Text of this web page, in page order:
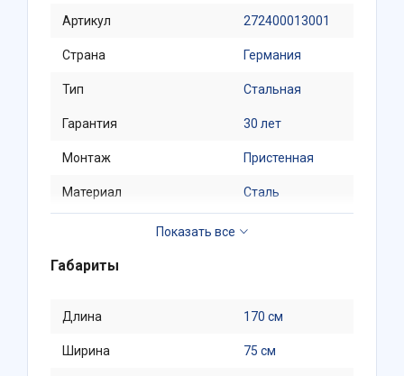
Артикул 272400013001
Страна Германия
Тип Стальная
Гарантия 30 лет
Монтаж Пристенная
Материал Сталь
Толщина стенки, мм 3.5
Габариты
Длина 170 см
Ширина 75 см